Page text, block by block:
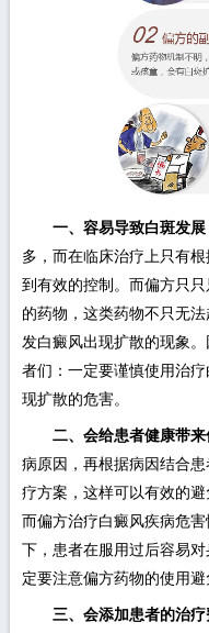
一、容易导致白斑发展
多，而在临床治疗上只有
到有效的控制。而偏方只
的药物，这类药物不只无
发白癜风出现扩散的现象
者们：一定要谨慎使用治
现扩散的危害。
二、会给患者健康带来
病原因，再根据病因结合
疗方案，这样可以有效的避
而偏方治疗白癜风疾病危
下，患者在服用过后容易
定要注意偏方药物的使用避
三、会添加患者的治疗